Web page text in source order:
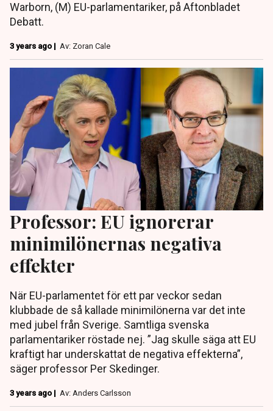
Warborn, (M) EU-parlamentariker, på Aftonbladet
Debatt.
3 years ago | Av: Zoran Cale
Professor: EU ignorerar
minimilönernas negativa
effekter
När EU-parlamentet för ett par veckor sedan
klubbade de så kallade minimilönerna var det inte
med jubel från Sverige. Samtliga svenska
parlamentariker röstade nej. ”Jag skulle säga att EU
kraftigt har underskattat de negativa effekterna”,
säger professor Per Skedinger.
3 years ago | Av: Anders Carlsson